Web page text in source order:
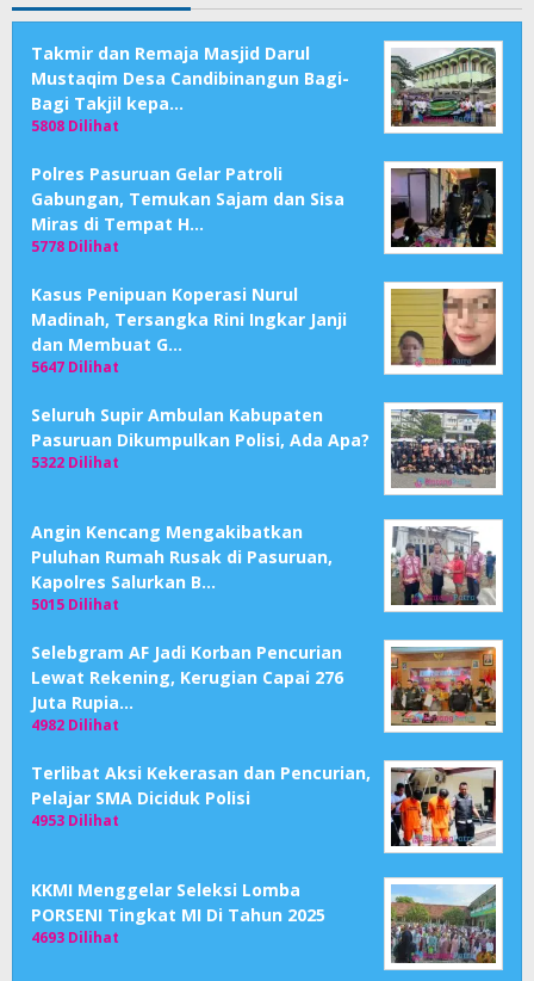
Takmir dan Remaja Masjid Darul
Mustaqim Desa Candibinangun Bagi-
Bagi Takjil kepa…
5808 Dilihat
Polres Pasuruan Gelar Patroli
Gabungan, Temukan Sajam dan Sisa
Miras di Tempat H…
5778 Dilihat
Kasus Penipuan Koperasi Nurul
Madinah, Tersangka Rini Ingkar Janji
dan Membuat G…
5647 Dilihat
Seluruh Supir Ambulan Kabupaten
Pasuruan Dikumpulkan Polisi, Ada Apa?
5322 Dilihat
Angin Kencang Mengakibatkan
Puluhan Rumah Rusak di Pasuruan,
Kapolres Salurkan B…
5015 Dilihat
Selebgram AF Jadi Korban Pencurian
Lewat Rekening, Kerugian Capai 276
Juta Rupia…
4982 Dilihat
Terlibat Aksi Kekerasan dan Pencurian,
Pelajar SMA Diciduk Polisi
4953 Dilihat
KKMI Menggelar Seleksi Lomba
PORSENI Tingkat MI Di Tahun 2025
4693 Dilihat